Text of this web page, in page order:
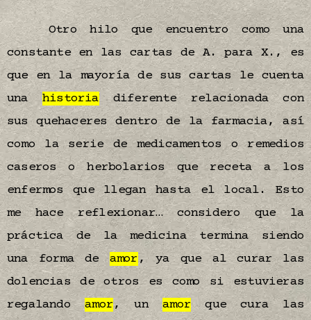
Otro hilo que encuentro como una
constante en las cartas de A. para X., es
que en la mayoría de sus cartas le cuenta
una historiadiferente relacionada con
sus quehaceres dentro de la farmacia, así
como la serie de medicamentos o remedios
caseros o herbolarios que receta a los
enfermos que llegan hasta el local. Esto
me hace reflexionar… considero que la
práctica de la medicina termina siendo
una forma deamor, ya que al curar las
dolencias de otros es como si estuvieras
regalandoamor, unamorque cura las